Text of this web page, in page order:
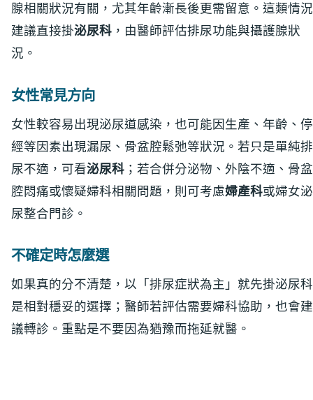
腺相關狀況有關，尤其年齡漸長後更需留意。這類情況
建議直接掛泌尿科 ，由醫師評估排尿功能與攝護腺狀
況。
女性常見方向
女性較容易出現泌尿道感染，也可能因生產、年齡、停
經等因素出現漏尿、骨盆腔鬆弛等狀況。若只是單純排
尿不適，可看泌尿科 ；若合併分泌物、外陰不適、骨盆
腔悶痛或懷疑婦科相關問題，則可考慮婦產科或婦女泌
尿整合門診。
不確定時怎麼選
如果真的分不清楚，以「排尿症狀為主」就先掛泌尿科
是相對穩妥的選擇；醫師若評估需要婦科協助，也會建
議轉診。重點是不要因為猶豫而拖延就醫。